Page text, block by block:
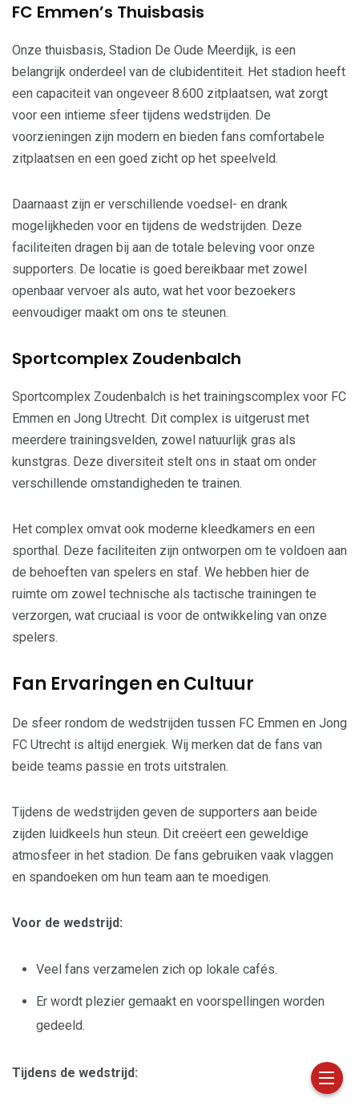
FC Emmen’s Thuisbasis
Onze thuisbasis, Stadion De Oude Meerdijk, is een
belangrijk onderdeel van de clubidentiteit. Het stadion heeft
een capaciteit van ongeveer 8.600 zitplaatsen, wat zorgt
voor een intieme sfeer tijdens wedstrijden. De
voorzieningen zijn modern en bieden fans comfortabele
zitplaatsen en een goed zicht op het speelveld.
Daarnaast zijn er verschillende voedsel- en drank
mogelijkheden voor en tijdens de wedstrijden. Deze
faciliteiten dragen bij aan de totale beleving voor onze
supporters. De locatie is goed bereikbaar met zowel
openbaar vervoer als auto, wat het voor bezoekers
eenvoudiger maakt om ons te steunen.
Sportcomplex Zoudenbalch
Sportcomplex Zoudenbalch is het trainingscomplex voor FC
Emmen en Jong Utrecht. Dit complex is uitgerust met
meerdere trainingsvelden, zowel natuurlijk gras als
kunstgras. Deze diversiteit stelt ons in staat om onder
verschillende omstandigheden te trainen.
Het complex omvat ook moderne kleedkamers en een
sporthal. Deze faciliteiten zijn ontworpen om te voldoen aan
de behoeften van spelers en staf. We hebben hier de
ruimte om zowel technische als tactische trainingen te
verzorgen, wat cruciaal is voor de ontwikkeling van onze
spelers.
Fan Ervaringen en Cultuur
De sfeer rondom de wedstrijden tussen FC Emmen en Jong
FC Utrecht is altijd energiek. Wij merken dat de fans van
beide teams passie en trots uitstralen.
Tijdens de wedstrijden geven de supporters aan beide
zijden luidkeels hun steun. Dit creëert een geweldige
atmosfeer in het stadion. De fans gebruiken vaak vlaggen
en spandoeken om hun team aan te moedigen.
Voor de wedstrijd:
Veel fans verzamelen zich op lokale cafés.
Er wordt plezier gemaakt en voorspellingen worden
gedeeld.
Tijdens de wedstrijd: